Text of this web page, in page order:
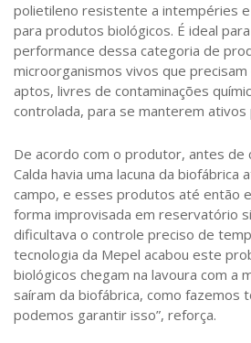
polietileno resistente a intempéries
para produtos biológicos. É ideal
performance dessa categoria de
microorganismos vivos que
aptos, livres de contaminações
controlada, para se manterem
De acordo com o produtor, antes de
Calda havia uma lacuna da biofábrica
campo, e esses produtos até então
forma improvisada em reservatório
dificultava o controle preciso de
tecnologia da Mepel acabou este
biológicos chegam na lavoura com a
saíram da biofábrica, como fazemos
podemos garantir isso”, reforça.